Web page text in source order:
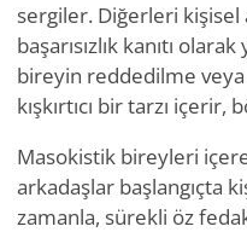
sergiler. Diğerleri kişisel
başarısızlık kanıtı
bireyin reddedilme veya
kışkırtıcı bir tarzı
Masokistik bireyleri
arkadaşlar başlangıçta
zamanla, sürekli öz